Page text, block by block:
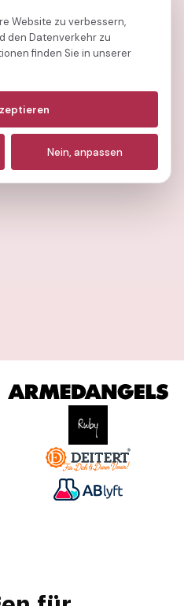
Website zu verbessern,
den Datenverkehr zu
finden Sie in unserer
Nein, anpassen